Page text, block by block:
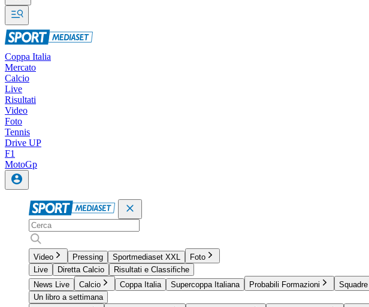
Coppa Italia
Mercato
Calcio
Live
Risultati
Video
Foto
Tennis
Drive UP
F1
MotoGp
Video Pressing Sportmediaset XXL
Foto
Live
Diretta Calcio
Risultati e Classifiche
News Live
Calcio Coppa Italia Supercoppa Italiana Probabili Formazioni Squadre
Un libro a settimana